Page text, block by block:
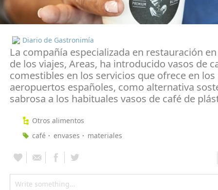
Diario de Gastronimía
La compañía especializada en restauración
de los viajes, Areas, ha introducido vasos de
comestibles en los servicios que ofrece en los
aeropuertos españoles, como alternativa
sabrosa a los habituales vasos de café de
Otros alimentos
café
envases materiales